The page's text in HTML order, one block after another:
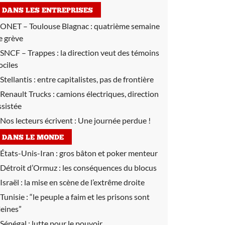
DANS LES ENTREPRISES
ONET – Toulouse Blagnac : quatrième semaine
grève
SNCF – Trappes : la direction veut des témoins
Stellantis : entre capitalistes, pas de frontière
Renault Trucks : camions électriques, direction
Nos lecteurs écrivent : Une journée perdue !
DANS LE MONDE
États-Unis-Iran : gros bâton et poker menteur
Détroit d’Ormuz : les conséquences du blocus
Israël : la mise en scène de l’extrême droite
Tunisie : “le peuple a faim et les prisons sont